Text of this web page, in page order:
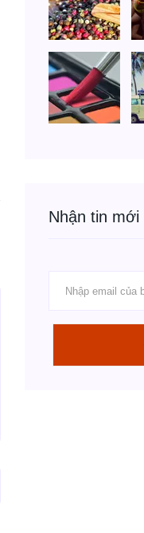
Nhận tin mới